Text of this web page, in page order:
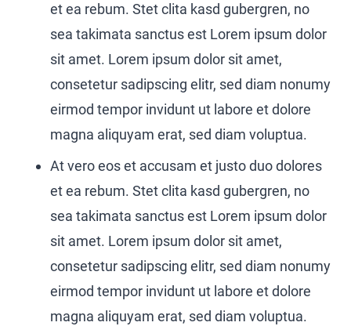
et ea rebum. Stet clita kasd gubergren, no
sea takimata sanctus est Lorem ipsum dolor
sit amet. Lorem ipsum dolor sit amet,
consetetur sadipscing elitr, sed diam nonumy
eirmod tempor invidunt ut labore et dolore
magna aliquyam erat, sed diam voluptua.
At vero eos et accusam et justo duo dolores
et ea rebum. Stet clita kasd gubergren, no
sea takimata sanctus est Lorem ipsum dolor
sit amet. Lorem ipsum dolor sit amet,
consetetur sadipscing elitr, sed diam nonumy
eirmod tempor invidunt ut labore et dolore
magna aliquyam erat, sed diam voluptua.